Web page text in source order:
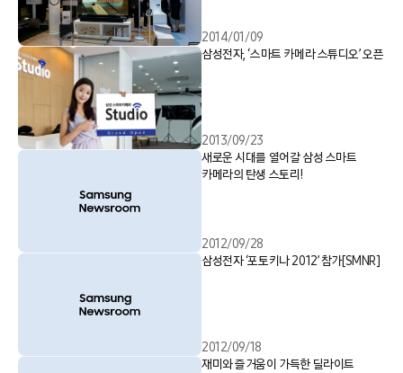
2014/01/09
삼성전자, ‘스마트 카메라 스튜디오’ 오픈
2013/09/23
새로운 시대를 열어갈 삼성 스마트
카메라의 탄생 스토리!
2012/09/28
삼성전자 ‘포토키나 2012’ 참가[SMNR]
2012/09/18
재미와 즐거움이 가득한 딜라이트